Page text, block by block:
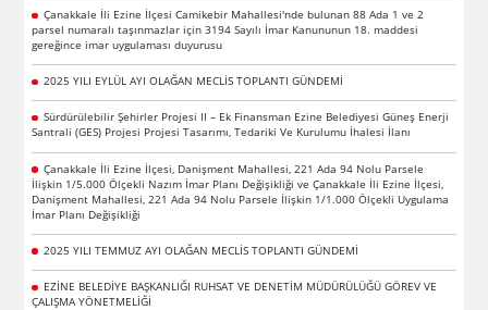
Çanakkale İli Ezine İlçesi Camikebir Mahallesi'nde bulunan 88 Ada 1 ve 2
parsel numaralı taşınmazlar için 3194 Sayılı İmar Kanununun 18. maddesi
gereğince imar uygulaması duyurusu
2025 YILI EYLÜL AYI OLAĞAN MECLİS TOPLANTI GÜNDEMİ
Sürdürülebilir Şehirler Projesi II – Ek Finansman Ezine Belediyesi Güneş Enerji
Santrali (GES) Projesi Projesi Tasarımı, Tedariki Ve Kurulumu İhalesi İlanı
Çanakkale İli Ezine İlçesi, Danişment Mahallesi, 221 Ada 94 Nolu Parsele
İlişkin 1/5.000 Ölçekli Nazım İmar Planı Değişikliği ve Çanakkale İli Ezine İlçesi,
Danişment Mahallesi, 221 Ada 94 Nolu Parsele İlişkin 1/1.000 Ölçekli Uygulama
İmar Planı Değişikliği
2025 YILI TEMMUZ AYI OLAĞAN MECLİS TOPLANTI GÜNDEMİ
EZİNE BELEDİYE BAŞKANLIĞI RUHSAT VE DENETİM MÜDÜRÜLÜĞÜ GÖREV VE
ÇALIŞMA YÖNETMELİĞİ